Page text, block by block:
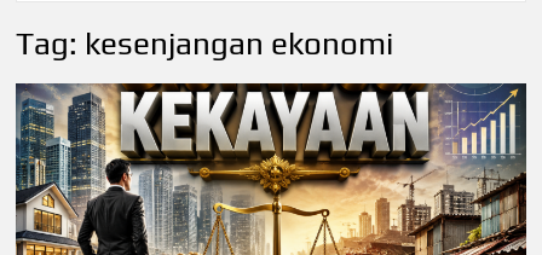
Tag: kesenjangan ekonomi